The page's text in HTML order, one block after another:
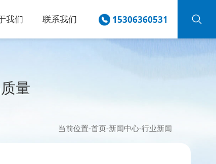
我们 联系我们 15306360531
量
当前位置-首页-新闻中心-行业新闻